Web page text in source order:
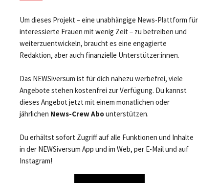
Um dieses Projekt – eine unabhängige News-Plattform für
interessierte Frauen mit wenig Zeit – zu betreiben und
weiterzuentwickeln, braucht es eine engagierte
Redaktion, aber auch finanzielle Unterstützer:innen.
Das NEWSiversum ist für dich nahezu werbefrei, viele
Angebote stehen kostenfrei zur Verfügung. Du kannst
dieses Angebot jetzt mit einem monatlichen oder
jährlichen News-Crew Abounterstützen.
Du erhältst sofort Zugriff auf alle Funktionen und Inhalte
in der NEWSiversum App und im Web, per E-Mail und auf
Instagram!